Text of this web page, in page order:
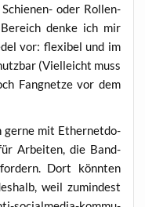
oder Rol­len­
den­ke ich mir
vor: fle­xi­bel und im
(Viel­leicht muss
Fang­net­ze vor dem
ger­ne mit Ether­net­do­
Arbei­ten, die Band­
Dort könn­ten
weil zumin­dest